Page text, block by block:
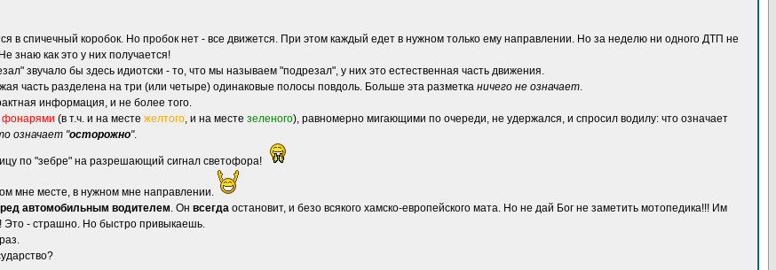
в спичечный коробок. Но пробок нет - все движется. При этом каждый едет в нужном только ему направлении. Но за неделю ни одного ДТП не
знаю как это у них получается!
звучало бы здесь идиотски - то, что мы называем "подрезал", у них это естественная часть движения.
часть разделена на три (или четыре) одинаковые полосы повдоль. Больше эта разметка ничего не означает.
информация, и не более того.
фонарями (в т.ч. и на месте желтого, и на месте зеленого), равномерно мигающими по очереди, не удержался, и спросил водилу: что означает
означает "осторожно".
по "зебре" на разрешающий сигнал светофора!
мне месте, в нужном мне направлении.
автомобильным водителем. Он всегда остановит, и безо всякого хамско-европейского мата. Но не дай Бог не заметить мотопедика!!! Им
Это - страшно. Но быстро привыкаешь.